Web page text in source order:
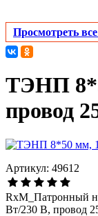
Просмотреть
ТЭНП
провод
Артикул: 49612
RxM_Патронный
Вт/230 В, провод